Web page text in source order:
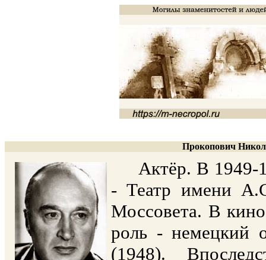
Прокопович
Актёр. В 1949-
- Театр имени
Моссовета. В
роль - немецкий
(1948).